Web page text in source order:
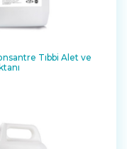
Tıbbi Alet ve